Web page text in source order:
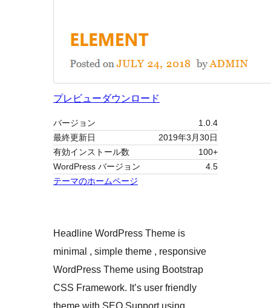
プレビューダウンロード
バージョン
1.0.4
最終更新日
2019年3月30日
有効インストール数
100+
WordPress バージョン
4.5
テーマのホームページ
Headline WordPress Theme is
minimal , simple theme , responsive
WordPress Theme using Bootstrap
CSS Framework. It’s user friendly